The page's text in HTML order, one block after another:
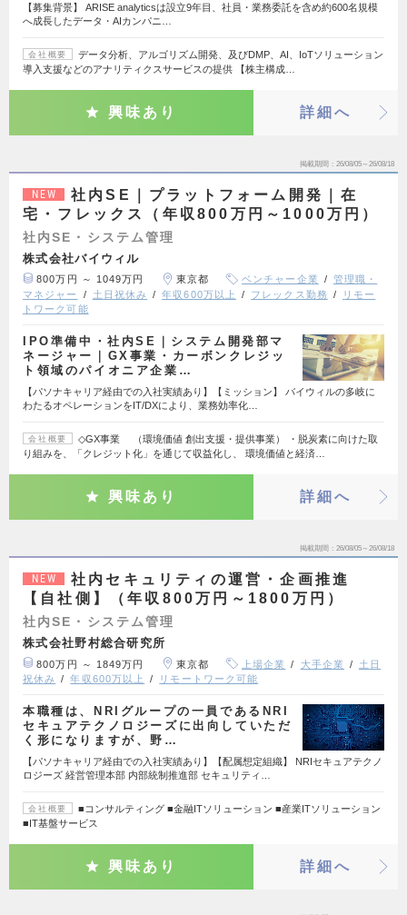
【募集背景】 ARISE analyticsは設立9年目、社員・業務委託を含め約600名規模
へ成長したデータ・AIカンパニ…
会社概要
データ分析、アルゴリズム開発、及びDMP、AI、IoTソリューション
導入支援などのアナリティクスサービスの提供 【株主構成…
興味あり 詳細へ
掲載期間 26/08/05～26/08/18
NEW
社内SE｜プラットフォーム開発｜在
宅・フレックス（年収800万円～1000万円）
社内SE・システム管理
株式会社バイウィル
800万円 ～ 1049万円 東京都 ベンチャー企業
管理職・
マネジャー
土日祝休み 年収600万以上 フレックス勤務
リモー
トワーク可能
IPO準備中・社内SE｜システム開発部マ
ネージャー｜GX事業・カーボンクレジッ
ト領域のパイオニア企業…
【パソナキャリア経由での入社実績あり】【ミッション】 バイウィルの多岐に
わたるオペレーションをIT/DXにより、業務効率化…
会社概要
◇GX事業 （環境価値 創出支援・提供事業） ・脱炭素に向けた取
り組みを、「クレジット化」を通じて収益化し、 環境価値と経済…
興味あり 詳細へ
掲載期間 26/08/05～26/08/18
NEW
社内セキュリティの運営・企画推進
【自社側】（年収800万円～1800万円）
社内SE・システム管理
株式会社野村総合研究所
800万円 ～ 1849万円 東京都 上場企業 大手企業
土日
祝休み
年収600万以上 リモートワーク可能
本職種は、NRIグループの一員であるNRI
セキュアテクノロジーズに出向していただ
く形になりますが、野…
【パソナキャリア経由での入社実績あり】【配属想定組織】 NRIセキュアテクノ
ロジーズ 経営管理本部 内部統制推進部 セキュリティ…
会社概要
■コンサルティング ■金融ITソリューション ■産業ITソリューション
■IT基盤サービス
興味あり 詳細へ